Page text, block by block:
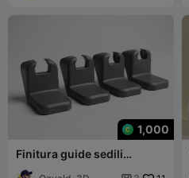
1,000
Finitura guide sedili
conducente e passeggero